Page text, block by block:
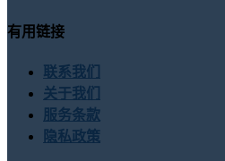
有用链接
联系我们
关于我们
服务条款
隐私政策